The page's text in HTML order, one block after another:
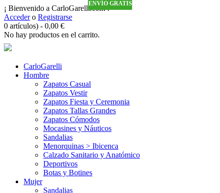
¡ Bienvenido a CarloGarelli.com !
Accedero Registrarse
0 artículos) - 0,00 €
No hay productos en el carrito.
CarloGarelli
Hombre
Zapatos Casual
Zapatos Vestir
Zapatos Fiesta y Ceremonia
Zapatos Tallas Grandes
Zapatos Cómodos
Mocasines y Náuticos
Sandalias
Menorquinas > Ibicenca
Calzado Sanitario y Anatómico
Deportivos
Botas y Botines
Mujer
Sandalias
ENVÍO GRATIS
ENVÍO GRATIS
ENVÍO GRATIS
ENVÍO GRATIS